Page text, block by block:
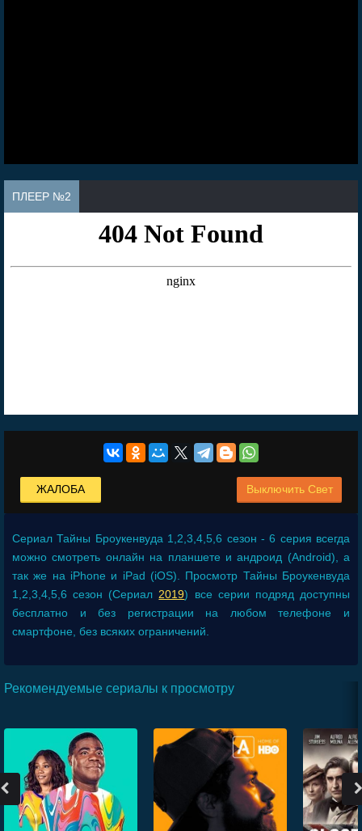
ПЛЕЕР №2
Выключить Свет
ЖАЛОБА
СериалТайны Броукенвуда 1,2,3,4,5,6 сезон - 6 серия всегда
можно смотреть онлайн на планшете и андроид (Android), а
так же на iPhone и iPad (iOS). Просмотр Тайны Броукенвуда
1,2,3,4,5,6 сезон (Сериал2019) все серии подряд доступны
бесплатно и без регистрации на любом телефоне и
смартфоне, без всяких ограничений.
Рекомендуемые сериалы к просмотру